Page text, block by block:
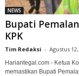
NEWS
Bupati
KPK
Tim Redaksi - Agustus
Hariantegal.com - Ketua
memastikan Bupati